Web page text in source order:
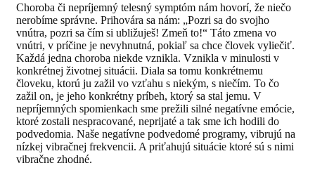
Choroba či nepríjemný telesný symptóm nám hovorí, že niečo
nerobíme správne. Prihovára sa nám: „Pozri sa do svojho
vnútra, pozri sa čím si ubližuješ! Zmeň to!“ Táto zmena vo
vnútri, v príčine je nevyhnutná, pokiaľ sa chce človek vyliečiť.
Každá jedna choroba niekde vznikla. Vznikla v minulosti v
konkrétnej životnej situácii. Diala sa tomu konkrétnemu
človeku, ktorú ju zažil vo vzťahu s niekým, s niečím. To čo
zažil on, je jeho konkrétny príbeh, ktorý sa stal jemu. V
nepríjemných spomienkach sme prežili silné negatívne emócie,
ktoré zostali nespracované, neprijaté a tak sme ich hodili do
podvedomia. Naše negatívne podvedomé programy, vibrujú na
nízkej vibračnej frekvencii. A priťahujú situácie ktoré sú s nimi
vibračne zhodné.